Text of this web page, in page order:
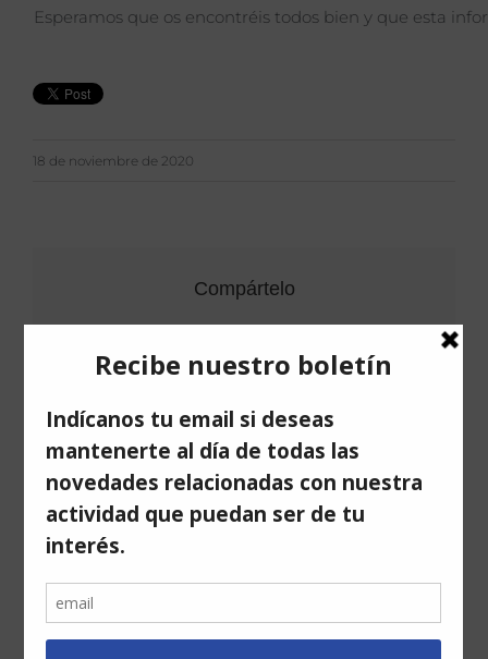
Esperamos que os encontréis todos bien y que esta
18 de noviembre de 2020
Compártelo
FacebookTwitterLinkedInCorreo
electrónico
Artículos relacionados